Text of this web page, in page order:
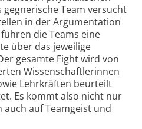
gegnerische Team versucht
in der Argumen­tation
die Teams eine
über das jeweilige
gesamte Fight wird von
Wissen­schaftlerinnen
Lehr­kräften beurteilt
Es kommt also nicht nur
auch auf Team­geist und